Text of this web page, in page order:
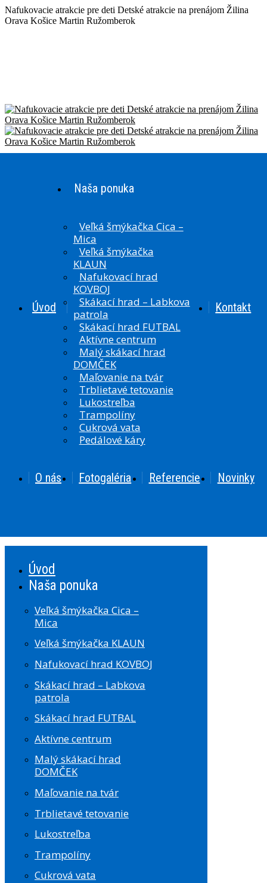
Skip
to
Nafukovacie atrakcie pre deti Detské atrakcie na prenájom Žilina
Orava Košice Martin Ružomberok
Úvod
Naša ponuka
Veľká šmýkačka Cica –
Mica
Veľká šmýkačka
KLAUN
Nafukovací hrad
KOVBOJ
Skákací hrad – Labkova
patrola
Skákací hrad FUTBAL
Aktívne centrum
Malý skákací hrad
DOMČEK
Maľovanie na tvár
Trblietavé tetovanie
Lukostreľba
Trampolíny
Cukrová vata
Pedálové káry
Kontakt
O nás Fotogaléria Referencie Novinky
Úvod
Naša ponuka
Veľká šmýkačka Cica –
Mica
Veľká šmýkačka KLAUN
Nafukovací hrad KOVBOJ
Skákací hrad – Labkova
patrola
Skákací hrad FUTBAL
Aktívne centrum
Malý skákací hrad
DOMČEK
Maľovanie na tvár
Trblietavé tetovanie
Lukostreľba
Trampolíny
Cukrová vata